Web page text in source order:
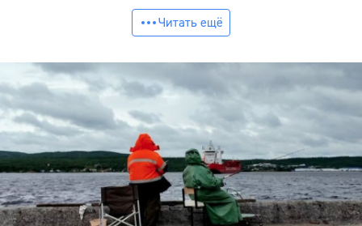
Читать ещё